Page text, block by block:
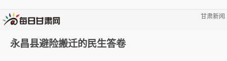
甘肃新闻
永昌县避险搬迁的民生答卷